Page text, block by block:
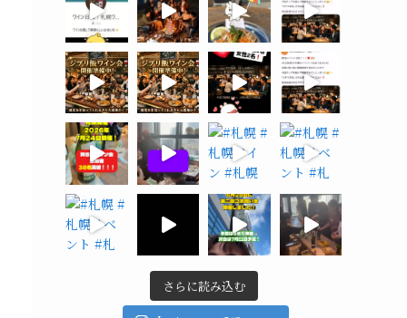
さらに読み込む